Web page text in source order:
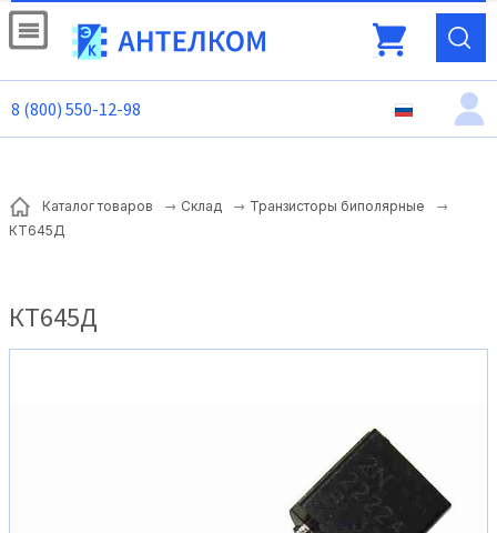
8 (800) 550-12-98
Каталог товаров Склад
Транзисторы биполярные
КТ645Д
КТ645Д